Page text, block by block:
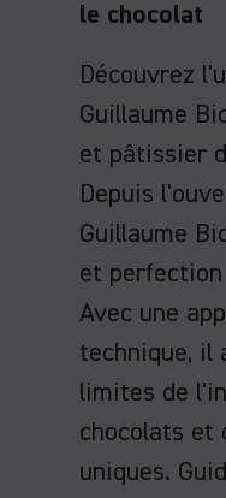
le chocolat
Découvrez
Guillaume
et pâtissier
Depuis
Guillaume
et perfection
Avec une
technique, il
limites de
chocolats et
uniques.